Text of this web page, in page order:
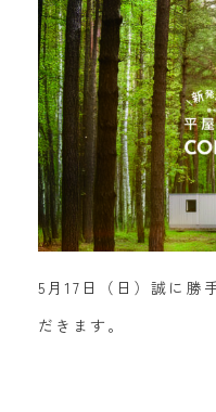
5月17日（日）誠に勝
だきます。